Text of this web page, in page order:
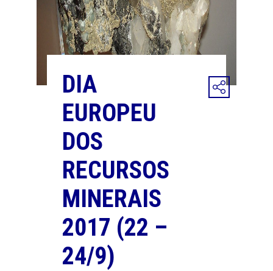
DIA
EUROPEU
DOS
RECURSOS
MINERAIS
2017 (22 –
24/9)